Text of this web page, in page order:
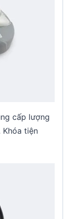
cấp lượng
tiện